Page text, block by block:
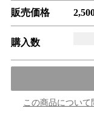
販売価格
購入数
この商品について